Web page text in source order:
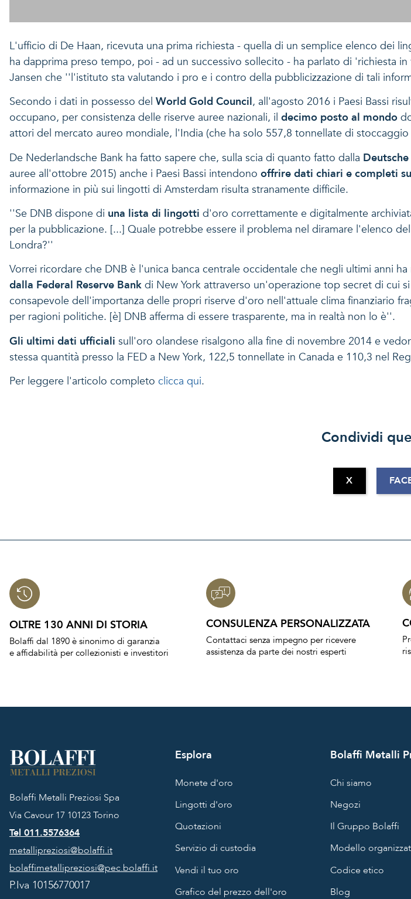
L'ufficio di De Haan, ricevuta una prima richiesta - quella di un semplice elenco dei
ha dapprima preso tempo, poi - ad un successivo sollecito - ha parlato di 'richiesta
Jansen che ''l'istituto sta valutando i pro e i contro della pubblicizzazione di tali
Secondo i dati in possesso del World Gold Council, all'agosto 2016 i Paesi Bassi
occupano, per consistenza delle riserve auree nazionali, il decimo posto al mondo
attori del mercato aureo mondiale, l'India (che ha solo 557,8 tonnellate di stoccaggio
De Nederlandsche Bank ha fatto sapere che, sulla scia di quanto fatto dalla
auree all'ottobre 2015) anche i Paesi Bassi intendono offrire dati chiari e completi
informazione in più sui lingotti di Amsterdam risulta stranamente difficile.
''Se DNB dispone di una lista di lingotti d'oro correttamente e digitalmente
per la pubblicazione. [...] Quale potrebbe essere il problema nel diramare l'elenco
Londra?''
Vorrei ricordare che DNB è l'unica banca centrale occidentale che negli ultimi anni
dalla Federal Reserve Bank di New York attraverso un'operazione top secret di cui
consapevole dell'importanza delle propri riserve d'oro nell'attuale clima finanziario
per ragioni politiche. [è] DNB afferma di essere trasparente, ma in realtà non lo è''.
Gli ultimi dati ufficiali sull'oro olandese risalgono alla fine di novembre 2014 e
stessa quantità presso la FED a New York, 122,5 tonnellate in Canada e 110,3 nel
Per leggere l'articolo completo clicca qui.
Condividi
X
OLTRE 130 ANNI DI STORIA
Bolaffi dal 1890 è sinonimo di garanzia
e affidabilità per collezionisti e investitori
CONSULENZA PERSONALIZZATA
Contattaci senza impegno per ricevere
assistenza da parte dei nostri esperti
Bolaffi Metalli Preziosi Spa
Via Cavour 17 10123 Torino
Tel 011.5576364
metallipreziosi@bolaffi.it
bolaffimetallipreziosi@pec.bolaffi.it
P.Iva 10156770017
Esplora
Monete d'oro
Lingotti d'oro
Quotazioni
Servizio di custodia
Vendi il tuo oro
Grafico del prezzo dell'oro
Bolaffi Metalli
Chi siamo
Negozi
Il Gruppo Bolaffi
Modello
Codice etico
Blog